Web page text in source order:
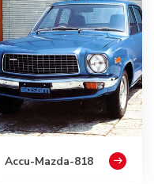
Accu-Mazda-818